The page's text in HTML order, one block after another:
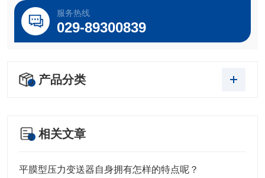
服务热线
029-89300839
产品分类
相关文章
平膜型压力变送器自身拥有怎样的特点呢？